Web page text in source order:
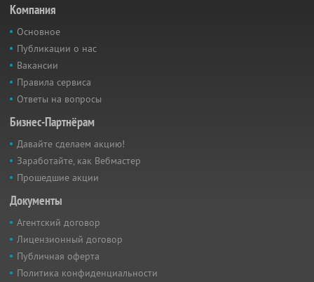
Компания
Основное
Публикации о нас
Вакансии
Правила сервиса
Ответы на вопросы
Бизнес-Партнёрам
Давайте сделаем акцию!
Заработайте, как Вебмастер
Прошедшие акции
Документы
Агентский договор
Лицензионный договор
Публичная оферта
Политика конфиденциальности